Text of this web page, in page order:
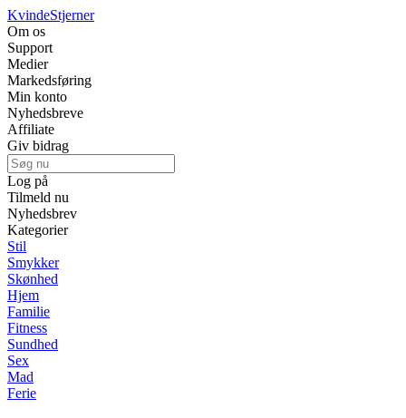
KvindeStjerner
Om os
Support
Medier
Markedsføring
Min konto
Nyhedsbreve
Affiliate
Giv bidrag
Log på
Tilmeld nu
Nyhedsbrev
Kategorier
Stil
Smykker
Skønhed
Hjem
Familie
Fitness
Sundhed
Sex
Mad
Ferie